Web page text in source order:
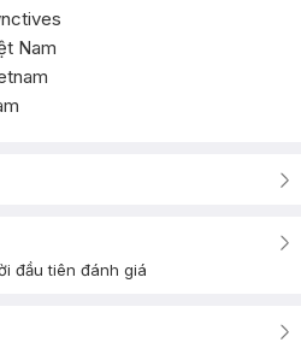
Nam
đầu tiên đánh giá